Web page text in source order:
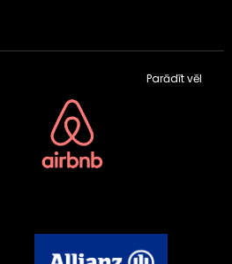
Parādīt vēl